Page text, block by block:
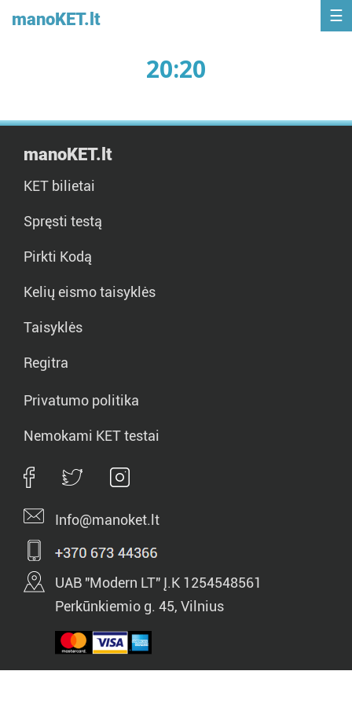
manoKET.lt
20:20
manoKET.lt
KET bilietai
Spręsti testą
Pirkti Kodą
Kelių eismo taisyklės
Taisyklės
Regitra
Privatumo politika
Nemokami KET testai
Info@manoket.lt
UAB "Modern LT" Į.K 1254548561
Perkūnkiemio g. 45, Vilnius